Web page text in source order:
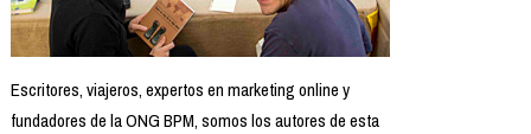
Escritores, viajeros, expertos en marketing online y
fundadores de la ONG BPM, somos los autores de esta